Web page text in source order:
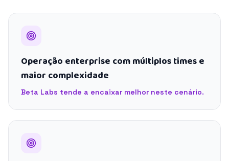
Operação enterprise com múltiplos times e
maior complexidade
Beta Labs tende a encaixar melhor neste cenário.